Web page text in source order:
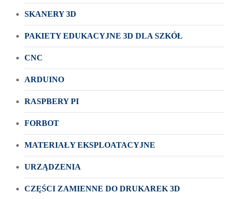
SKANERY 3D
PAKIETY EDUKACYJNE 3D DLA SZKÓŁ
CNC
ARDUINO
RASPBERY PI
FORBOT
MATERIAŁY EKSPLOATACYJNE
URZĄDZENIA
CZĘŚCI ZAMIENNE DO DRUKAREK 3D